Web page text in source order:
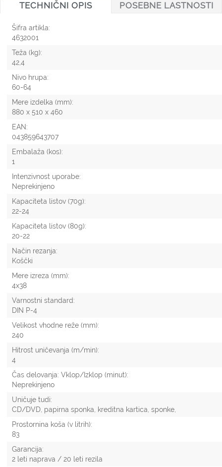
TECHNIČNI OPIS POSEBNE LASTNOSTI
Šifra artikla:
4632001
Teža (kg):
42,4
Nivo hrupa:
60-64
Mere izdelka (mm):
880 x 510 x 460
EAN:
043859643707
Embalaža (kos):
1
Intenzivnost uporabe:
Neprekinjeno
Kapaciteta listov (70g):
22-24
Kapaciteta listov (80g):
20-22
Način rezanja:
Koščki
Mere izreza (mm):
4x38
Varnostni standard:
DIN P-4
Velikost vhodne reže (mm):
240
Hitrost uničevanja (m/min):
4
Čas delovanja: Vklop/Izklop (minut):
Neprekinjeno
Uničuje tudi:
CD/DVD, papirna sponka, kreditna kartica, sponke,
Prostornina koša (v litrih):
83
Garancija:
2 leti naprava / 20 leti rezila